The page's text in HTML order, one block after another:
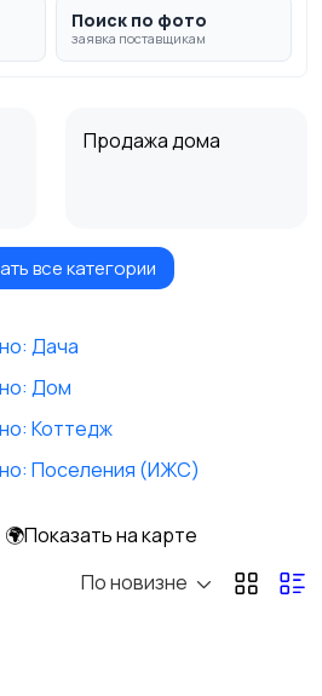
Поиск по фото
заявка поставщикам
Продажа дома
Аренда квартиры
Аренда дома
посуточно
все категории
Дача
Дом
Коттедж
Поселения (ИЖС)
🌍Показать на карте
По новизне